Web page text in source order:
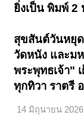
ยิ่งเป็น พิมพ์ 2
สุขสันต์วันหยุ
วัดหนัง และม
พระพุทธเจ้า"
ทุกทิวา ราตรี
14 มิถุนายน 2026